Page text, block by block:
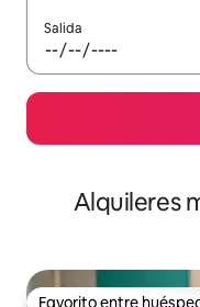
Salida
Alquileres
Favorito entre